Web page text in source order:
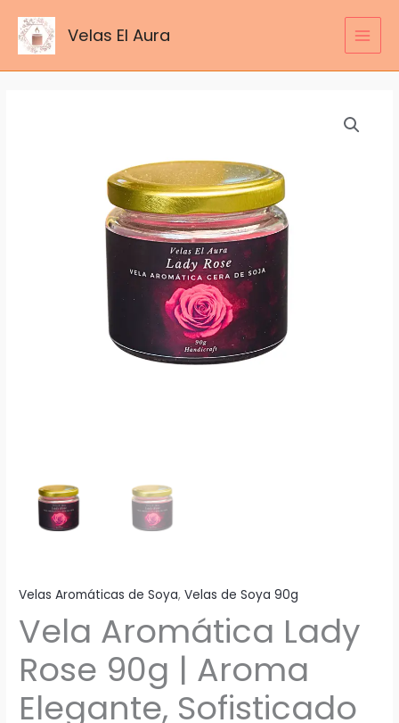
contenido
Velas El Aura
Velas Aromáticas de Soya,Velas de Soya 90g
Vela Aromática Lady
Rose 90g | Aroma
Elegante, Sofisticado